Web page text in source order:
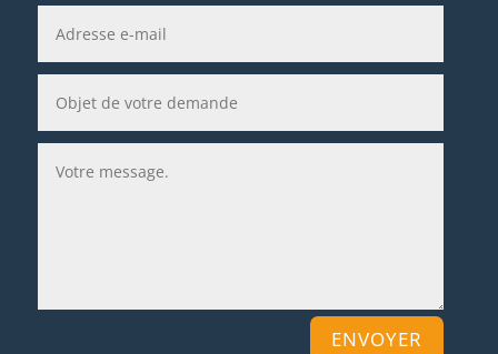
ENVOYER